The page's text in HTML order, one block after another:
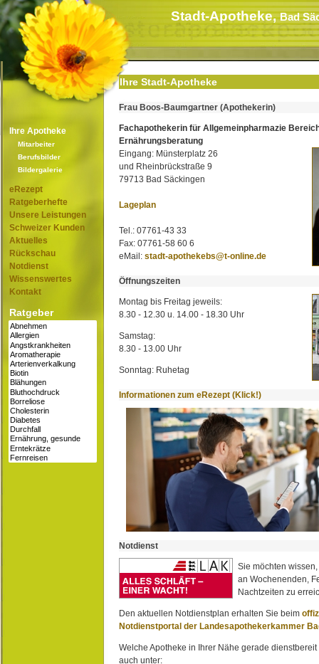
Stadt-Apotheke,Bad
Ihre Apotheke
Mitarbeiter
Berufsbilder
Bildergalerie
eRezept
Ratgeberhefte
Unsere Leistungen
Schweizer Kunden
Aktuelles
Rückschau
Notdienst
Wissenswertes
Kontakt
Ratgeber
Ihre Stadt-Apotheke
Frau Boos-Baumgartner (Apothekerin)
Fachapothekerin für Allgemeinpharmazie
Ernährungsberatung
Eingang: Münsterplatz 26
und Rheinbrückstraße 9
79713 Bad Säckingen
Lageplan
Tel.: 07761-43 33
Fax: 07761-58 60 6
eMail: stadt-apothekebs@t-online.de
Öffnungszeiten
Montag bis Freitag jeweils:
8.30 - 12.30 u. 14.00 - 18.30 Uhr
Samstag:
8.30 - 13.00 Uhr
Sonntag: Ruhetag
Informationen zum eRezept (Klick!)
Notdienst
Sie möchten
an Wochenenden,
Nachtzeiten zu
Den aktuellen Notdienstplan erhalten Sie beim
Notdienstportal der Landesapothekerkammer
Welche Apotheke in Ihrer Nähe gerade
auch unter: